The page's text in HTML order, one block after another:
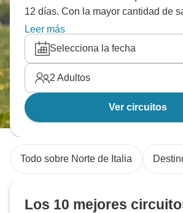
12 días. Con la mayor cantidad de
Septiembre, esta es también la
del año.
Leer más
Selecciona la fecha
2 Adultos
Ver circuitos
Todo sobre Norte de Italia
Los 10 mejores